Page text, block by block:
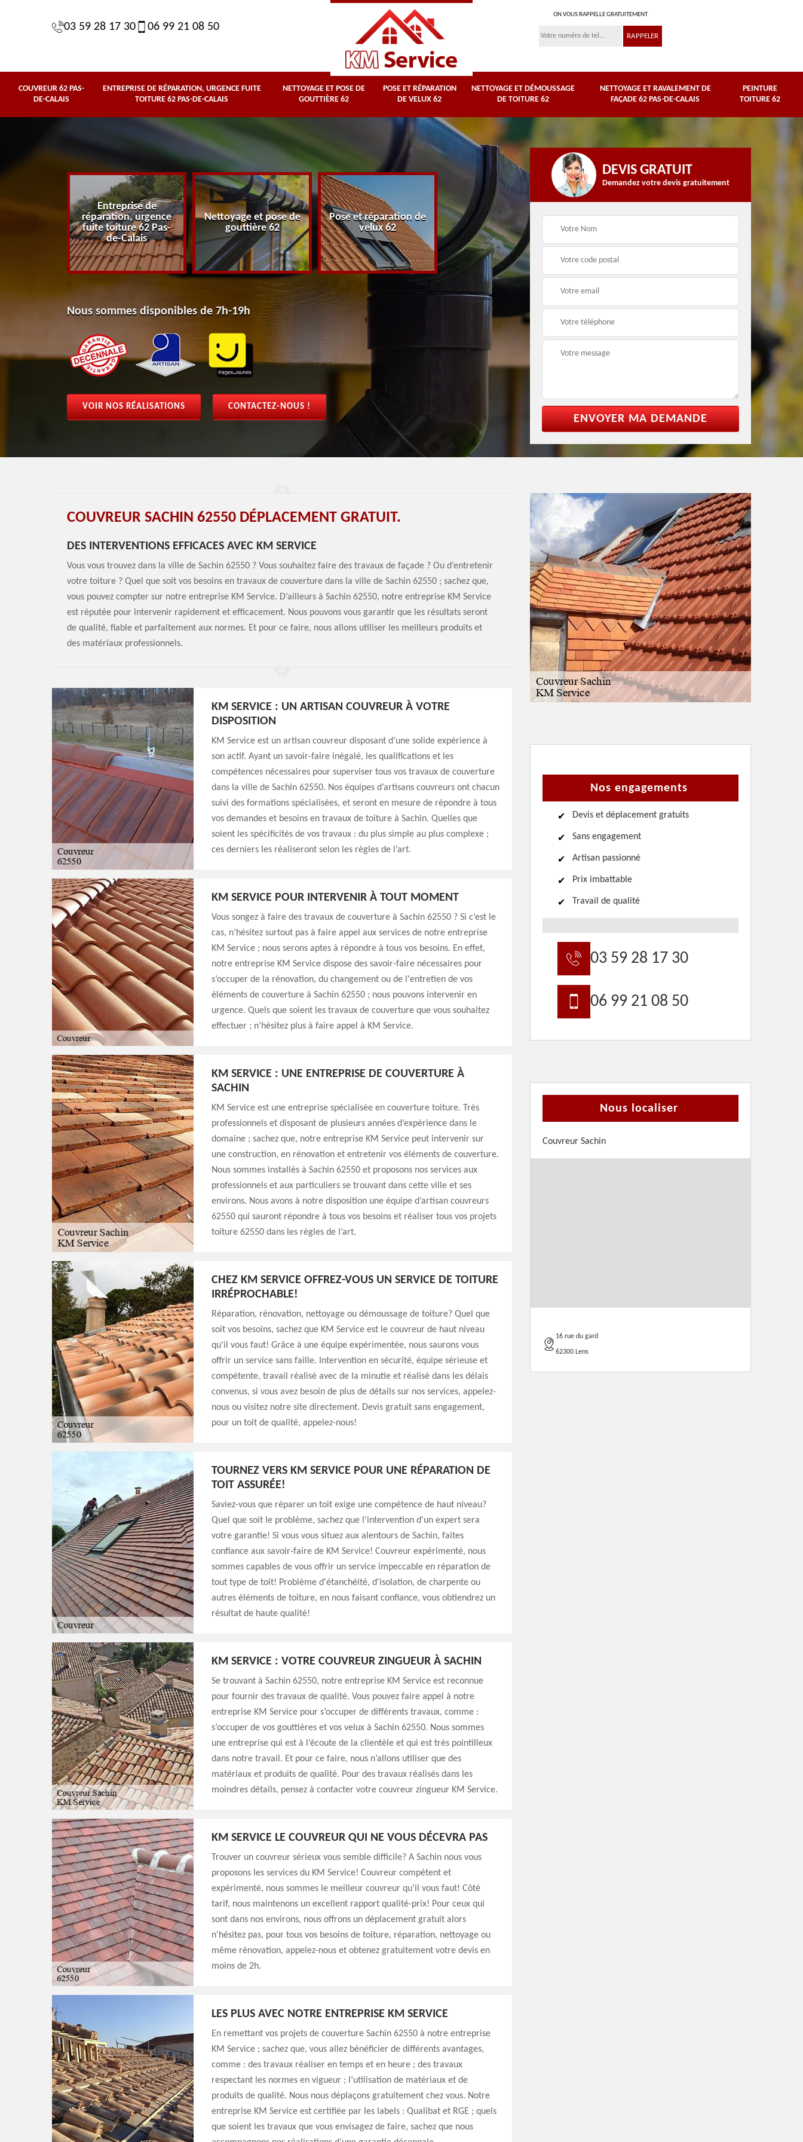
03 59 28 17 30 06 99 21 08 50
ON VOUS RAPPELLE GRATUITEMENT
COUVREUR 62 PAS-
DE-CALAIS
ENTREPRISE DE RÉPARATION, URGENCE FUITE
TOITURE 62 PAS-DE-CALAIS
NETTOYAGE ET POSE DE
GOUTTIÈRE 62
POSE ET RÉPARATION
DE VELUX 62
NETTOYAGE ET DÉMOUSSAGE
DE TOITURE 62
NETTOYAGE ET RAVALEMENT DE
FAÇADE 62 PAS-DE-CALAIS
PEINTURE
TOITURE 62
Entreprise de
réparation, urgence
fuite toiture 62 Pas-
de-Calais
Nettoyage et pose de
gouttière 62
Pose et réparation de
velux 62
Nettoyage et
démoussage de
toiture 62
62 Pas-de-Calais
Nous sommes disponibles de 7h-19h
VOIR NOS RÉALISATIONS CONTACTEZ-NOUS !
DEVIS GRATUIT
Demandez votre devis gratuitement
COUVREUR SACHIN 62550 DÉPLACEMENT GRATUIT.
DES INTERVENTIONS EFFICACES AVEC KM SERVICE
Vous vous trouvez dans la ville de Sachin 62550 ? Vous souhaitez faire des travaux de façade ? Ou d’entretenir
votre toiture ? Quel que soit vos besoins en travaux de couverture dans la ville de Sachin 62550 ; sachez que,
vous pouvez compter sur notre entreprise KM Service. D’ailleurs à Sachin 62550, notre entreprise KM Service
est réputée pour intervenir rapidement et efficacement. Nous pouvons vous garantir que les résultats seront
de qualité, fiable et parfaitement aux normes. Et pour ce faire, nous allons utiliser les meilleurs produits et
des matériaux professionnels.
KM SERVICE : UN ARTISAN COUVREUR À VOTRE
DISPOSITION
KM Service est un artisan couvreur disposant d’une solide expérience à
son actif. Ayant un savoir-faire inégalé, les qualifications et les
compétences nécessaires pour superviser tous vos travaux de couverture
dans la ville de Sachin 62550. Nos équipes d’artisans couvreurs ont chacun
suivi des formations spécialisées, et seront en mesure de répondre à tous
vos demandes et besoins en travaux de toiture à Sachin. Quelles que
soient les spécificités de vos travaux : du plus simple au plus complexe ;
ces derniers les réaliseront selon les règles de l’art.
KM SERVICE POUR INTERVENIR À TOUT MOMENT
Vous songez à faire des travaux de couverture à Sachin 62550 ? Si c’est le
cas, n’hésitez surtout pas à faire appel aux services de notre entreprise
KM Service ; nous serons aptes à répondre à tous vos besoins. En effet,
notre entreprise KM Service dispose des savoir-faire nécessaires pour
s’occuper de la rénovation, du changement ou de l'entretien de vos
éléments de couverture à Sachin 62550 ; nous pouvons intervenir en
urgence. Quels que soient les travaux de couverture que vous souhaitez
effectuer ; n’hésitez plus à faire appel à KM Service.
KM SERVICE : UNE ENTREPRISE DE COUVERTURE À
SACHIN
KM Service est une entreprise spécialisée en couverture toiture. Très
professionnels et disposant de plusieurs années d’expérience dans le
domaine ; sachez que, notre entreprise KM Service peut intervenir sur
une construction, en rénovation et entretenir vos éléments de couverture.
Nous sommes installés à Sachin 62550 et proposons nos services aux
professionnels et aux particuliers se trouvant dans cette ville et ses
environs. Nous avons à notre disposition une équipe d’artisan couvreurs
62550 qui sauront répondre à tous vos besoins et réaliser tous vos projets
toiture 62550 dans les règles de l’art.
CHEZ KM SERVICE OFFREZ-VOUS UN SERVICE DE TOITURE
IRRÉPROCHABLE!
Réparation, rénovation, nettoyage ou démoussage de toiture? Quel que
soit vos besoins, sachez que KM Service est le couvreur de haut niveau
qu'il vous faut! Grâce à une équipe expérimentée, nous saurons vous
offrir un service sans faille. Intervention en sécurité, équipe sérieuse et
compétente, travail réalisé avec de la minutie et réalisé dans les délais
convenus, si vous avez besoin de plus de détails sur nos services, appelez-
nous ou visitez notre site directement. Devis gratuit sans engagement,
pour un toit de qualité, appelez-nous!
TOURNEZ VERS KM SERVICE POUR UNE RÉPARATION DE
TOIT ASSURÉE!
Saviez-vous que réparer un toit exige une compétence de haut niveau?
Quel que soit le problème, sachez que l'intervention d'un expert sera
votre garantie! Si vous vous situez aux alentours de Sachin, faites
confiance aux savoir-faire de KM Service! Couvreur expérimenté, nous
sommes capables de vous offrir un service impeccable en réparation de
tout type de toit! Problème d'étanchéité, d'isolation, de charpente ou
autres éléments de toiture, en nous faisant confiance, vous obtiendrez un
résultat de haute qualité!
KM SERVICE : VOTRE COUVREUR ZINGUEUR À SACHIN
Se trouvant à Sachin 62550, notre entreprise KM Service est reconnue
pour fournir des travaux de qualité. Vous pouvez faire appel à notre
entreprise KM Service pour s’occuper de différents travaux, comme :
s’occuper de vos gouttières et vos velux à Sachin 62550. Nous sommes
une entreprise qui est à l’écoute de la clientèle et qui est très pointilleux
dans notre travail. Et pour ce faire, nous n’allons utiliser que des
matériaux et produits de qualité. Pour des travaux réalisés dans les
moindres détails, pensez à contacter votre couvreur zingueur KM Service.
KM SERVICE LE COUVREUR QUI NE VOUS DÉCEVRA PAS
Trouver un couvreur sérieux vous semble difficile? A Sachin nous vous
proposons les services du KM Service! Couvreur compétent et
expérimenté, nous sommes le meilleur couvreur qu'il vous faut! Côté
tarif, nous maintenons un excellent rapport qualité-prix! Pour ceux qui
sont dans nos environs, nous offrons un déplacement gratuit alors
n'hésitez pas, pour tous vos besoins de toiture, réparation, nettoyage ou
même rénovation, appelez-nous et obtenez gratuitement votre devis en
moins de 2h.
LES PLUS AVEC NOTRE ENTREPRISE KM SERVICE
En remettant vos projets de couverture Sachin 62550 à notre entreprise
KM Service ; sachez que, vous allez bénéficier de différents avantages,
comme : des travaux réaliser en temps et en heure ; des travaux
respectant les normes en vigueur ; l’utilisation de matériaux et de
produits de qualité. Nous nous déplaçons gratuitement chez vous. Notre
entreprise KM Service est certifiée par les labels : Qualibat et RGE ; quels
que soient les travaux que vous envisagez de faire, sachez que nous
Nos engagements
Devis et déplacement gratuits
Sans engagement
Artisan passionné
Prix imbattable
Travail de qualité
03 59 28 17 30
06 99 21 08 50
Nous localiser
Couvreur Sachin
16 rue du gard
62300 Lens